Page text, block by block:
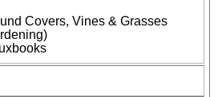
Covers, Vines & Grasses